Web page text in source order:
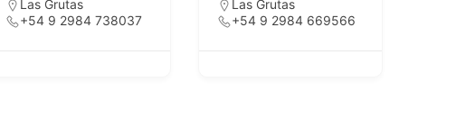
Las Grutas
+54 9 2984 738037
Las Grutas
+54 9 2984 669566